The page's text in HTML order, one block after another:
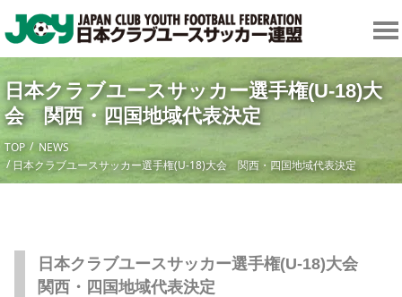
日本クラブユースサッカー選手権(U-18)大
会 関西・四国地域代表決定
TOP
NEWS
日本クラブユースサッカー選手権(U-18)大会 関西・四国地域代表決定
日本クラブユースサッカー選手権(U-18)大会
関西・四国地域代表決定